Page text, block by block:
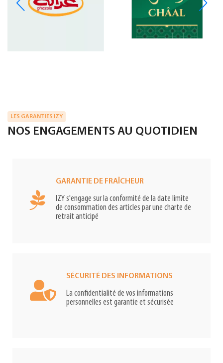
LES GARANTIES IZY
NOS ENGAGEMENTS AU QUOTIDIEN
GARANTIE DE FRAÎCHEUR
IZY s'engage sur la conformité de la date limite
de consommation des articles par une charte de
retrait anticipé
SÉCURITÉ DES INFORMATIONS
La confidentialité de vos informations
personnelles est garantie et sécurisée